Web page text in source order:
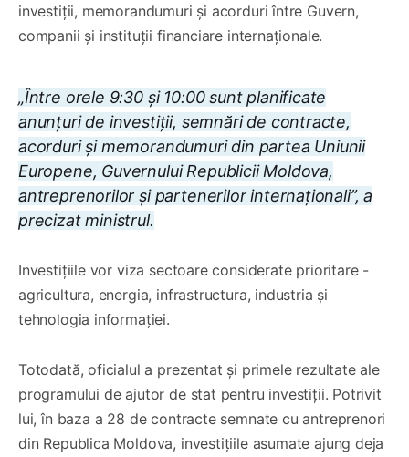
investiții, memorandumuri și acorduri între Guvern,
companii și instituții financiare internaționale.
„Între orele 9:30 și 10:00 sunt planificate
anunțuri de investiții, semnări de contracte,
acorduri și memorandumuri din partea Uniunii
Europene, Guvernului Republicii Moldova,
antreprenorilor și partenerilor internaționali”, a
precizat ministrul.
Investițiile vor viza sectoare considerate prioritare -
agricultura, energia, infrastructura, industria și
tehnologia informației.
Totodată, oficialul a prezentat și primele rezultate ale
programului de ajutor de stat pentru investiții. Potrivit
lui, în baza a 28 de contracte semnate cu antreprenori
din Republica Moldova, investițiile asumate ajung deja